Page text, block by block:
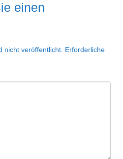
einen
nicht veröffentlicht. Erforderliche